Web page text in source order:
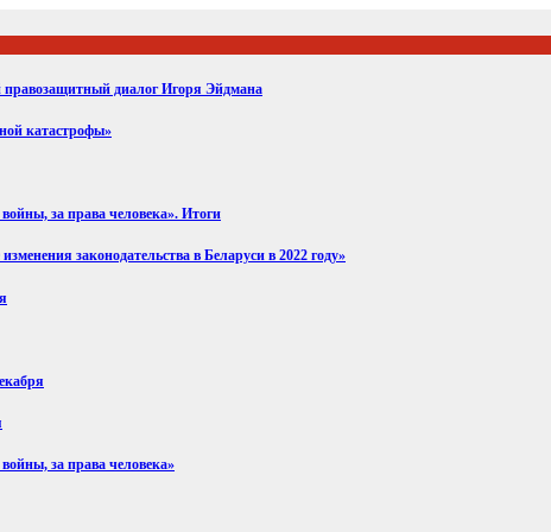
правозащитный диалог Игоря Эйдмана
катастрофы»
за права человека». Итоги
законодательства в Беларуси в 2022 году»
за права человека»